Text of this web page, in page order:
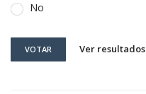
No
VOTAR Ver resultados